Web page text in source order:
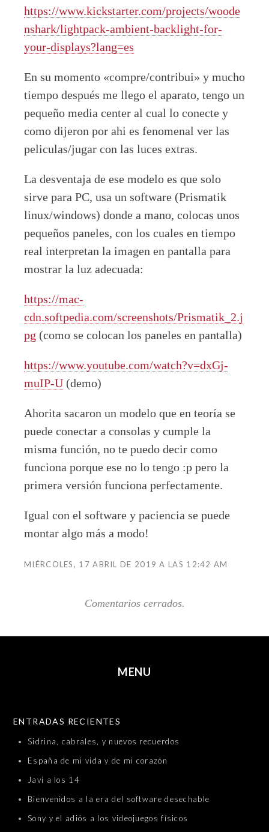
https://www.kickstarter.com/projects/woode
nshark/lightpack-ambient-backlight-for-
your-displays?lang=es
En su momento «compre/contribui» y mucho
tiempo después me llego el aparato, tengo un
pequeño media center al cual lo conecte y
como dijeron por ahi es fenomenal ver las
peliculas/jugar con las luces extras.
La desventaja de ese modelo es que solo
sirve para PC, usa un software (Prismatik
linux/windows) donde a mano, colocas unos
pequeños paneles, con los cuales en tiempo
real interpretan la imagen en pantalla para
mostrar la luz adecuada:
https://mac-
cdn.softpedia.com/screenshots/Prismatik_2.j
pg (como se colocan los paneles en pantalla)
https://www.youtube.com/watch?v=dxGj-
muIP-U (demo)
Ahorita sacaron un modelo que en teoría se
puede conectar a consolas y cumple la
misma función, no te puedo decir como
funciona porque ese no lo tengo :p pero la
primera versión funciona perfectamente.
Igual con el software y paciencia se puede
montar algo más a modo!
MIÉRCOLES, 17 ABRIL DE 2019 A LAS 12:42 AM
Comentarios cerrados.
MENU
ENTRADAS RECIENTES
Sidrina, cabrales, y nuevos recuerdos
España de mi vida y de mi corazón
Javi a los 14
Bienvenidos a la era del software desechable
Sony y el adiós a los videojuegos físicos